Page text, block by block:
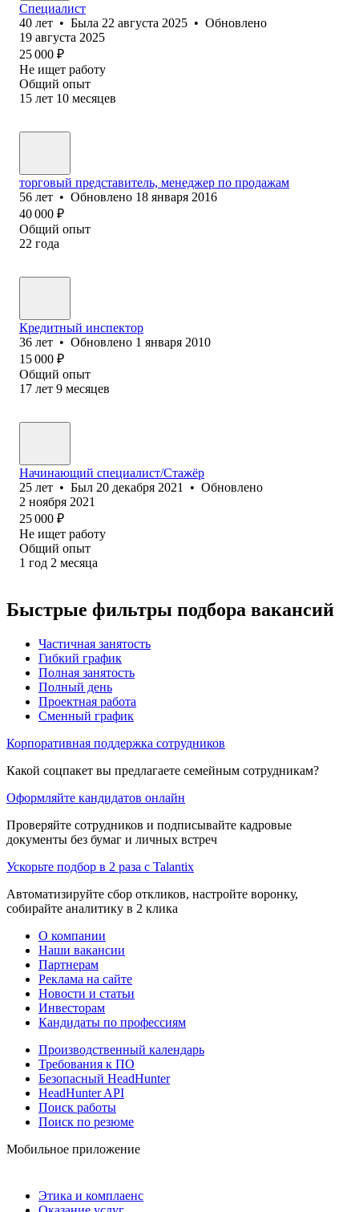
Специалист
40 лет • Была 22 августа 2025 • Обновлено
19 августа 2025
25 000 ₽
Не ищет работу
Общий опыт
15 лет 10 месяцев
торговый представитель, менеджер по продажам
56 лет • Обновлено 18 января 2016
40 000 ₽
Общий опыт
22 года
Кредитный инспектор
36 лет • Обновлено 1 января 2010
15 000 ₽
Общий опыт
17 лет 9 месяцев
Начинающий специалист/Стажёр
25 лет • Был 20 декабря 2021 • Обновлено
2 ноября 2021
25 000 ₽
Не ищет работу
Общий опыт
1 год 2 месяца
Быстрые фильтры подбора вакансий
Частичная занятость
Гибкий график
Полная занятость
Полный день
Проектная работа
Сменный график
Корпоративная поддержка сотрудников
Какой соцпакет вы предлагаете семейным сотрудникам?
Оформляйте кандидатов онлайн
Проверяйте сотрудников и подписывайте кадровые
документы без бумаг и личных встреч
Ускорьте подбор в 2 раза с Talantix
Автоматизируйте сбор откликов, настройте воронку,
собирайте аналитику в 2 клика
О компании
Наши вакансии
Партнерам
Реклама на сайте
Новости и статьи
Инвесторам
Кандидаты по профессиям
Производственный календарь
Требования к ПО
Безопасный HeadHunter
HeadHunter API
Поиск работы
Поиск по резюме
Мобильное приложение
Этика и комплаенс